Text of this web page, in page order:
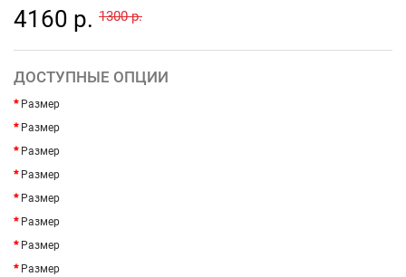
4160 р. 1300 р.
ДОСТУПНЫЕ ОПЦИИ
Размер
Размер
Размер
Размер
Размер
Размер
Размер
Размер